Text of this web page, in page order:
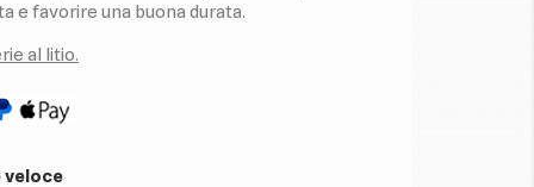
e favorire una buona durata.
al litio.
veloce